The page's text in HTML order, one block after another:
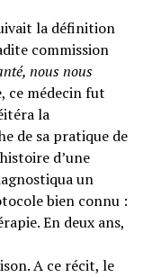
la définition
commission
nous nous
ce médecin fut
la
de sa pratique de
d’une
un
bien connu :
En deux ans,
A ce récit, le